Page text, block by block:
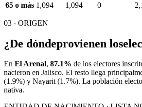
65 o más 1,094 1,094 0
03 · ORIGEN
¿De dóndeprovienen los
En El Arenal, 87.1% de los electores
nacieron en Jalisco. El resto llega
(1.9%) y Nayarit(1.7%). La población
nativa.